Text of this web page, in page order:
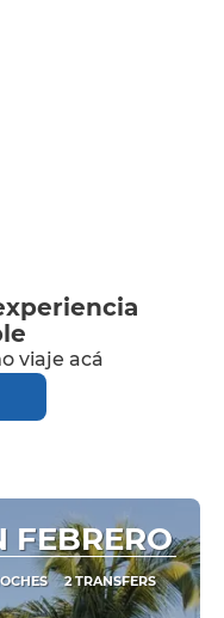
viaje acá
FEBRERO
2 TRANSFERS